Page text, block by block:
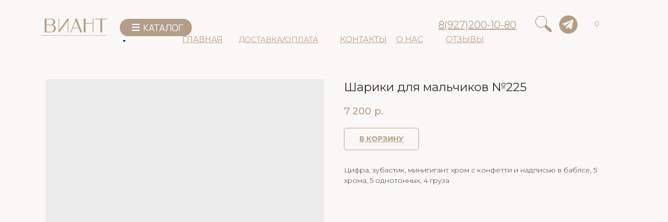
ДОСТАВКА/ОПЛАТА
ГЛАВНАЯ КОНТАКТЫ О НАС ОТЗЫВЫ
8(927)200-10-80 0
Шарики для мальчиков №225
7 200 р.
В КОРЗИНУ
Цифра, зубастик, минигигант хром с конфетти и надписью в баблсе, 5
хрома, 5 однотонных, 4 груза